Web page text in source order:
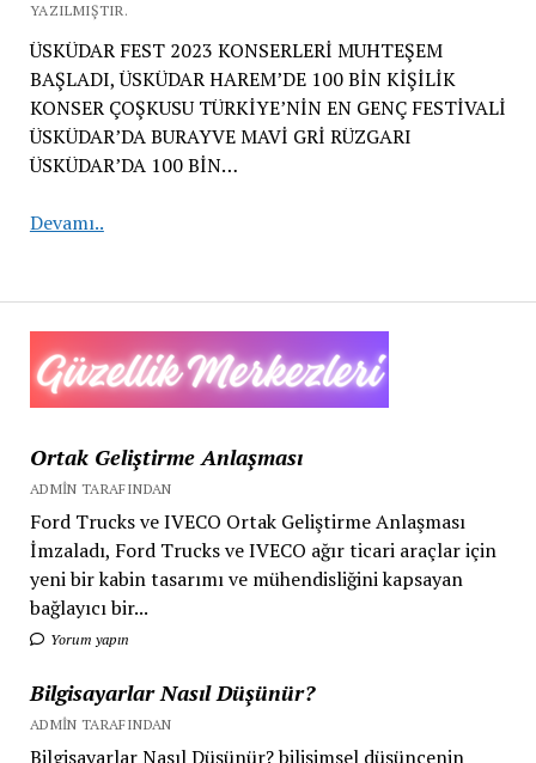
Ortak Geliştirme Anlaşması
ADMIN TARAFINDAN
Ford Trucks ve IVECO Ortak Geliştirme Anlaşması
İmzaladı, Ford Trucks ve IVECO ağır ticari araçlar için
yeni bir kabin tasarımı ve mühendisliğini kapsayan
bağlayıcı bir...
Yorum yapın
Bilgisayarlar Nasıl Düşünür?
ADMIN TARAFINDAN
Bilgisayarlar Nasıl Düşünür? bilişimsel düşüncenin
YAZILMIŞTIR.
ÜSKÜDAR FEST 2023 KONSERLERİ MUHTEŞEM
BAŞLADI, ÜSKÜDAR HAREM’DE 100 BİN KİŞİLİK
KONSER ÇOŞKUSU TÜRKİYE’NİN EN GENÇ FESTİVALİ
ÜSKÜDAR’DA BURAYVE MAVİ GRİ RÜZGARI
ÜSKÜDAR’DA 100 BİN…
Devamı..ÜSKÜDAR
KONSERLERİ
MUHTEŞEM
BAŞLADI